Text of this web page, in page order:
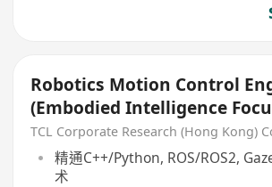
Robotics Motion Control
(Embodied Intelligence
TCL Corporate Research (Hong Kong)
精通C++/Python, ROS/ROS2,
术